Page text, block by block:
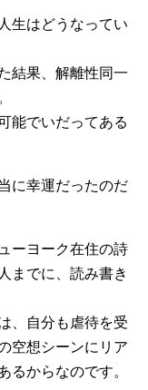
生はどうなってい
結果、解離性同一
能でいだってある
に幸運だったのだ
ーヨーク在住の詩
までに、読み書き
、自分も虐待を受
空想シーンにリア
るからなのです。